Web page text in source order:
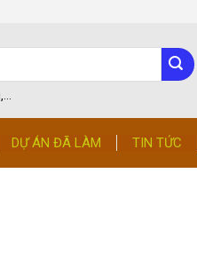
DỰ ÁN ĐÃ LÀM TIN TỨC